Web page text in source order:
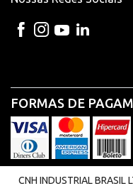
FORMAS DE
CNH INDUSTRIAL